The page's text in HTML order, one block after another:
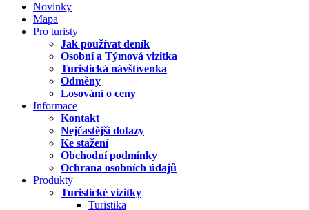
Novinky
Mapa
Pro turisty
Jak používat deník
Osobní a Týmová vizitka
Turistická návštívenka
Odměny
Losování o ceny
Informace
Kontakt
Nejčastější dotazy
Ke stažení
Obchodní podmínky
Ochrana osobních údajů
Produkty
Turistické vizitky
Turistika